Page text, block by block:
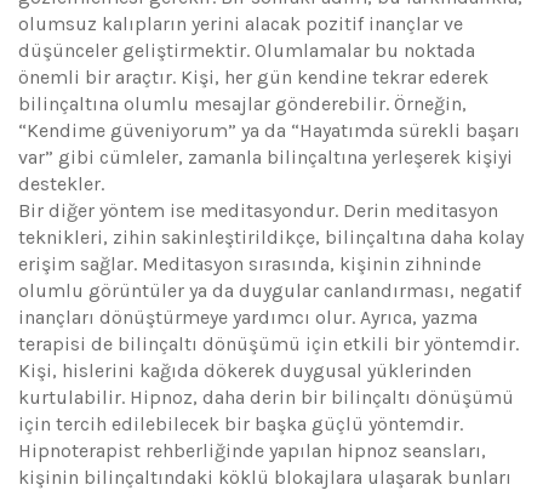
olumsuz kalıpların yerini alacak pozitif inançlar ve
düşünceler geliştirmektir. Olumlamalar bu noktada
önemli bir araçtır. Kişi, her gün kendine tekrar ederek
bilinçaltına olumlu mesajlar gönderebilir. Örneğin,
“Kendime güveniyorum” ya da “Hayatımda sürekli başarı
var” gibi cümleler, zamanla bilinçaltına yerleşerek kişiyi
destekler.
Bir diğer yöntem ise meditasyondur. Derin meditasyon
teknikleri, zihin sakinleştirildikçe, bilinçaltına daha kolay
erişim sağlar. Meditasyon sırasında, kişinin zihninde
olumlu görüntüler ya da duygular canlandırması, negatif
inançları dönüştürmeye yardımcı olur. Ayrıca, yazma
terapisi de bilinçaltı dönüşümü için etkili bir yöntemdir.
Kişi, hislerini kağıda dökerek duygusal yüklerinden
kurtulabilir. Hipnoz, daha derin bir bilinçaltı dönüşümü
için tercih edilebilecek bir başka güçlü yöntemdir.
Hipnoterapist rehberliğinde yapılan hipnoz seansları,
kişinin bilinçaltındaki köklü blokajlara ulaşarak bunları